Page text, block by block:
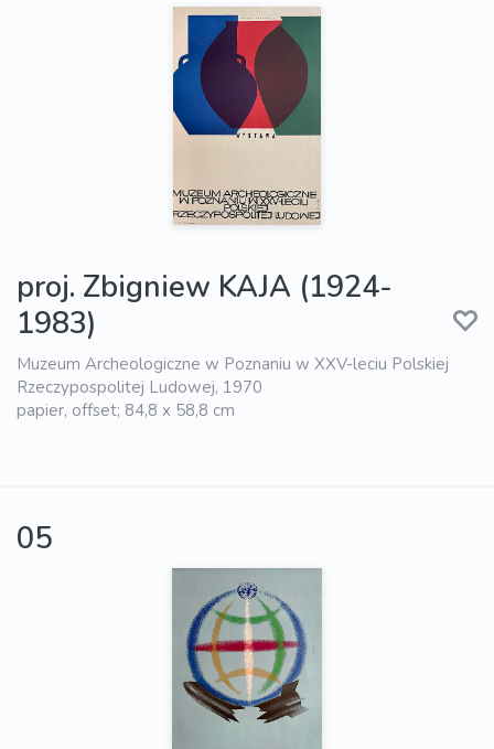
proj. Zbigniew KAJA (1924-
1983)
Muzeum Archeologiczne w Poznaniu w XXV-leciu Polskiej
Rzeczypospolitej Ludowej, 1970
papier, offset; 84,8 x 58,8 cm
05